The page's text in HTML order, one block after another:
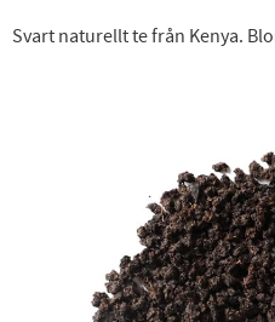
Svart naturellt te från Kenya.